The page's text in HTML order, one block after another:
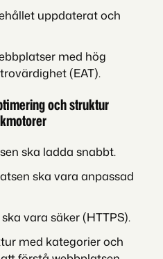
uppdaterat och
med hög
(EAT).
och struktur
ska ladda snabbt.
ska vara anpassad
vara säker (HTTPS).
med kategorier och